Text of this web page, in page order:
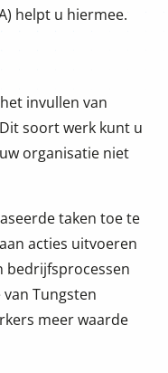
helpt u hiermee.
invullen van
soort werk kunt u
organisatie niet
taken toe te
acties uitvoeren
bedrijfsprocessen
Tungsten
meer waarde